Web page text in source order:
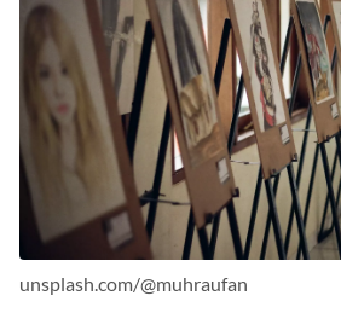
unsplash.com/@muhraufan